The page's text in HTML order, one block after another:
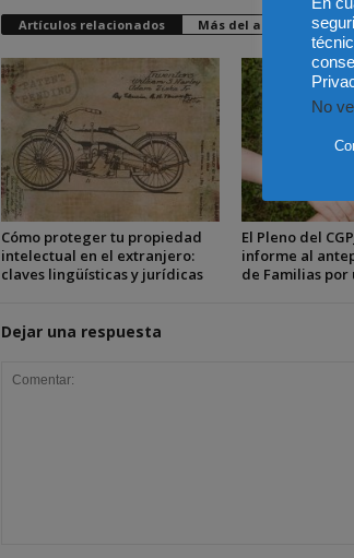
Artículos relacionados Más del autor
Cómo proteger tu propiedad
intelectual en el extranjero:
claves lingüísticas y jurídicas
El Pleno del
informe al
de Familias
Dejar una respuesta
No